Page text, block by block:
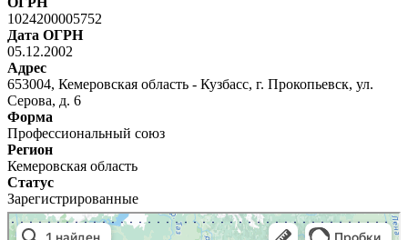
1024200005752
Дата ОГРН
05.12.2002
Адрес
653004, Кемеровская область - Кузбасс, г. Прокопьевск, ул.
Серова, д. 6
Форма
Профессиональный союз
Регион
Кемеровская область
Статус
Зарегистрированные